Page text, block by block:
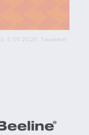
5.05.2025. Ташкент,